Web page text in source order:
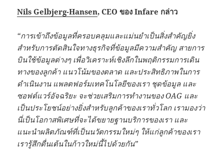
Nils Gelbjerg-Hansen,CEOของ Infare กล่าว
“การเข้าถึงข้อมูลที่ครอบคลุมและแม่นยำเป็นสิ่งสำคัญยิ่ง
สำหรับการตัดสินใจทางธุรกิจที่ข้อมูลมีความสำคัญ สายการ
บินใช้ข้อมูลต่างๆ เพื่อวิเคราะห์เชิงลึกในพฤติกรรมการเดิน
ทางของลูกค้า แนวโน้มของตลาด และประสิทธิภาพในการ
ดำเนินงาน แพลตฟอร์มเทคโนโลยีของเรา ชุดข้อมูล และ
ซอฟต์แวร์อัจฉริยะ จะช่วยเสริมการทำงานของOAG และ
เป็นประโยชน์อย่างยิ่งสำหรับลูกค้าของเราทั่วโลก เรามองว่า
นี่เป็นโอกาสพิเศษที่จะได้ขยายฐานบริการของเรา และ
แนะนำผลิตภัณฑ์ที่เป็นนวัตกรรมใหม่ๆ ให้แก่ลูกค้าของเรา
เรารู้สึกตื่นเต้นในก้าวใหม่นี้ไปด้วยกัน”